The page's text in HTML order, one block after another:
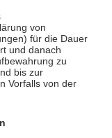
von
für die Dauer
und danach
zu
bis zur
Vorfalls von der